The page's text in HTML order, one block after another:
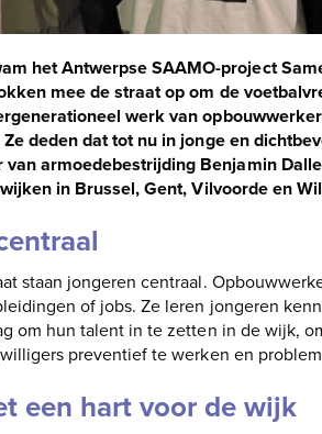
het Antwerpse SAAMO-project
mee de straat op om de
werk van
deden dat tot nu in jonge en
armoedebestrijding Benjamin
in Brussel, Gent, Vilvoorde en
staan jongeren centraal.
of jobs. Ze leren jongeren
om hun talent in te zetten in de wijk,
preventief te werken en
een hart voor de wijk